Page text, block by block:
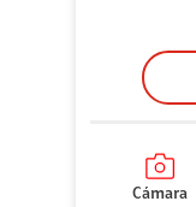
Cámara